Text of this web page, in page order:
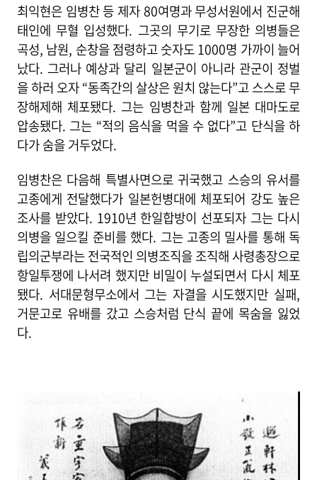
최익현은 임병찬 등 제자 80여명과 무성서원에서 진군해
태인에 무혈 입성했다. 그곳의 무기로 무장한 의병들은
곡성, 남원, 순창을 점령하고 숫자도 1000명 가까이 늘어
났다. 그러나 예상과 달리 일본군이 아니라 관군이 정벌
을 하러 오자 “동족간의 살상은 원치 않는다”고 스스로 무
장해제해 체포됐다. 그는 임병찬과 함께 일본 대마도로
압송됐다. 그는 “적의 음식을 먹을 수 없다”고 단식을 하
다가 숨을 거두었다.
임병찬은 다음해 특별사면으로 귀국했고 스승의 유서를
고종에게 전달했다가 일본헌병대에 체포되어 강도 높은
조사를 받았다. 1910년 한일합방이 선포되자 그는 다시
의병을 일으킬 준비를 했다. 그는 고종의 밀사를 통해 독
립의군부라는 전국적인 의병조직을 조직해 사령총장으로
항일투쟁에 나서려 했지만 비밀이 누설되면서 다시 체포
됐다. 서대문형무소에서 그는 자결을 시도했지만 실패,
거문고로 유배를 갔고 스승처럼 단식 끝에 목숨을 잃었
다.